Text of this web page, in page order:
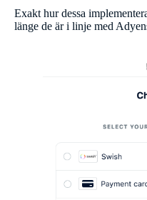
Exakt hur dessa
länge de är i linje med